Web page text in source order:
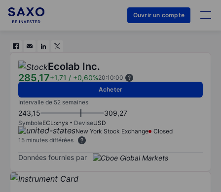
Ouvrir un compte
Ecolab Inc.
285,17+1,71 / +0,60%20:10:00
Acheter
Intervalle de 52 semaines
243,15 309,27
SymboleECL:xnys DeviseUSD
New York Stock Exchange
Closed
15 minutes différées
Données fournies par